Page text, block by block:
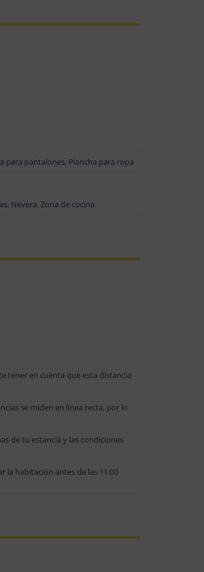
para pantalones, Plancha para ropa
Nevera, Zona de cocina
tener en cuenta que esta distancia
se miden en línea recta, por lo
de tu estancia y las condiciones
la habitación antes de las 11:00